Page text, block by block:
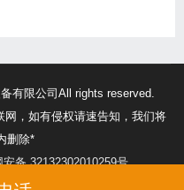
有限公司All rights reserved.
，如有侵权请速告知，我们将
删除*
安备 32132302010259号